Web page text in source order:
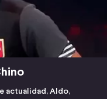
actualidad, Aldo,